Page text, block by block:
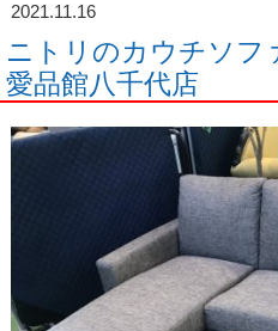
2021.11.16
ニトリのカウチソフ
愛品館八千代店